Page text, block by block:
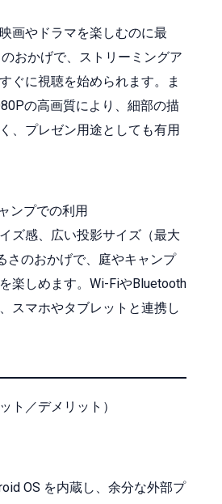
画やドラマを楽しむのに最
おかげで、ストリーミングア
ぐに視聴を始められます。ま
の高画質により、細部の描
、プレゼン用途としても有用
ンプでの利用
ズ感、広い投影サイズ（最大
さのおかげで、庭やキャンプ
楽しめます。Wi-FiやBluetooth
スマホやタブレットと連携し
ト／デメリット）
OS を内蔵し、余分な外部プ